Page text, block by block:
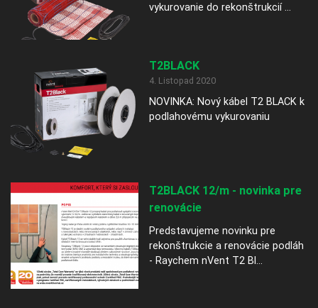
vykurovanie do rekonštrukcií ...
T2BLACK
4. Listopad 2020
NOVINKA: Nový kábel T2 BLACK k
podlahovému vykurovaniu
T2BLACK 12/m - novinka pre
renovácie
Predstavujeme novinku pre
rekonštrukcie a renovácie podláh
- Raychem nVent T2 Bl...